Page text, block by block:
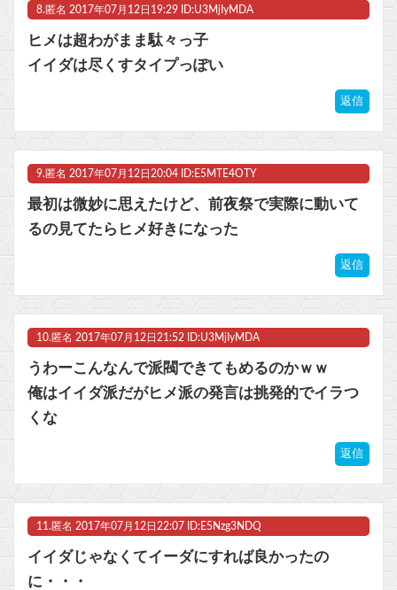
8. 匿名 2017年07月12日19:29 ID:U3MjIyMDA
ヒメは超わがまま駄々っ子
イイダは尽くすタイプっぽい
返信
9. 匿名 2017年07月12日20:04 ID:E5MTE4OTY
最初は微妙に思えたけど、前夜祭で実際に動いて
るの見てたらヒメ好きになった
返信
10. 匿名 2017年07月12日21:52 ID:U3MjIyMDA
うわーこんなんで派閥できてもめるのかｗｗ
俺はイイダ派だがヒメ派の発言は挑発的でイラつ
くな
返信
11. 匿名 2017年07月12日22:07 ID:E5Nzg3NDQ
イイダじゃなくてイーダにすれば良かったの
に・・・